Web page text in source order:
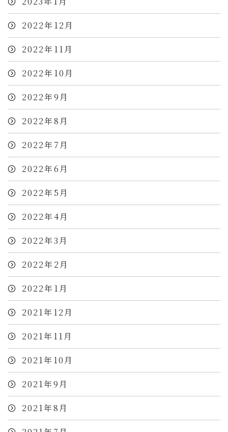
2022年12月
2022年11月
2022年10月
2022年9月
2022年8月
2022年7月
2022年6月
2022年5月
2022年4月
2022年3月
2022年2月
2022年1月
2021年12月
2021年11月
2021年10月
2021年9月
2021年8月